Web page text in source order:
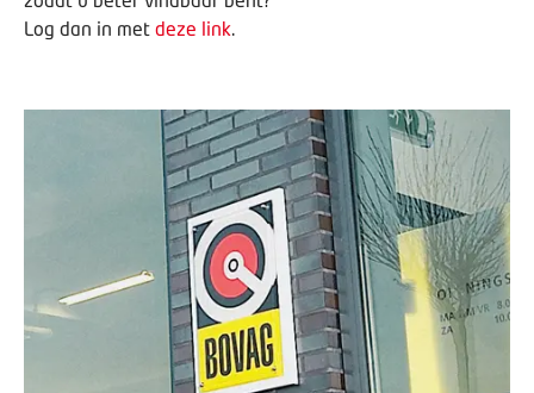
Log dan in met deze link.